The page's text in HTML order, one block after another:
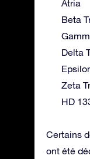
Atria
Beta
Delta
Zeta
HD
Certains
ont été